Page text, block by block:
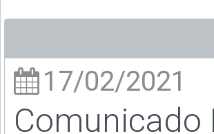
17/02/2021
Comunicado